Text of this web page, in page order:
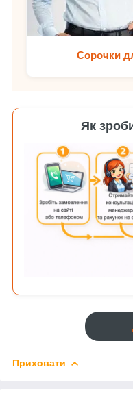
Сорочки
Як
Приховати